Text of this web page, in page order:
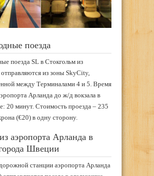
поезда
поезда SL в Стокгольм из
из зоны SkyCity,
между Терминалами 4 и 5. Время
Арланда до ж/д вокзала в
20 минут. Стоимость проезда – 235
(€20) в одну сторону.
аэропорта Арланда в
Швеции
станции аэропорта Арланда